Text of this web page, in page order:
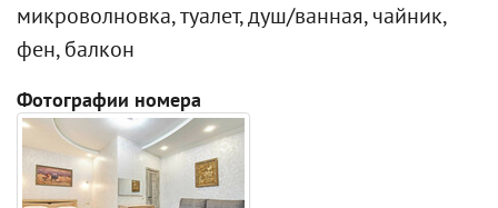
микроволновка, туалет, душ/ванная, чайник,
фен, балкон
Фотографии номера